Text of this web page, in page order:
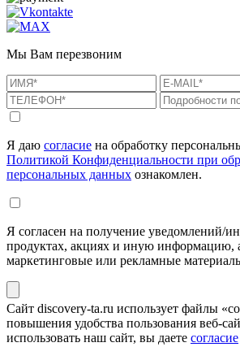
Мы Вам перезвоним
Я даю согласие на обработку
Политикой Конфиденциальности при
персональных данных ознакомлен.
Я согласен на получение уведомлений/
продуктах, акциях и иную информацию,
маркетинговые или рекламные
Сайт discovery-ta.ru использует файлы
повышения удобства пользования веб-
использовать наш сайт, вы даете согласие